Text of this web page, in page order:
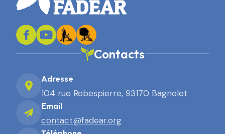
Contacts
Adresse
104 rue Robespierre, 93170 Bagnolet
Email
contact@fadear.org